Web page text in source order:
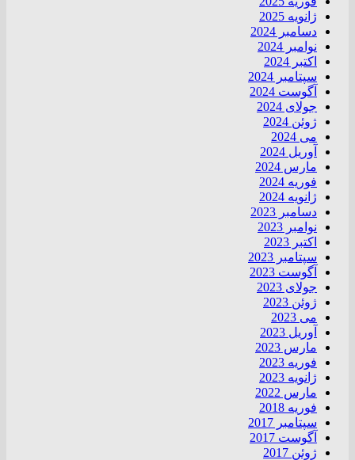
ژانویه 2025
دسامبر 2024
نوامبر 2024
اکتبر 2024
سپتامبر 2024
آگوست 2024
جولای 2024
ژوئن 2024
می 2024
آوریل 2024
مارس 2024
فوریه 2024
ژانویه 2024
دسامبر 2023
نوامبر 2023
اکتبر 2023
سپتامبر 2023
آگوست 2023
جولای 2023
ژوئن 2023
می 2023
آوریل 2023
مارس 2023
فوریه 2023
ژانویه 2023
مارس 2022
فوریه 2018
سپتامبر 2017
آگوست 2017
ژوئن 2017